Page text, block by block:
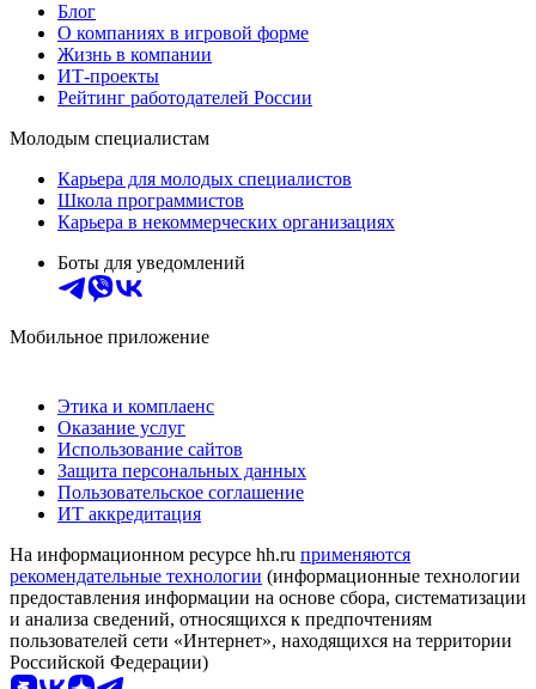
Блог
О компаниях в игровой форме
Жизнь в компании
ИТ-проекты
Рейтинг работодателей России
Молодым специалистам
Карьера для молодых специалистов
Школа программистов
Карьера в некоммерческих организациях
Боты для уведомлений
Мобильное приложение
Этика и комплаенс
Оказание услуг
Использование сайтов
Защита персональных данных
Пользовательское соглашение
ИТ аккредитация
На информационном ресурсе hh.ru применяются
рекомендательные технологии (информационные технологии
предоставления информации на основе сбора, систематизации
и анализа сведений, относящихся к предпочтениям
пользователей сети «Интернет», находящихся на территории
Российской Федерации)